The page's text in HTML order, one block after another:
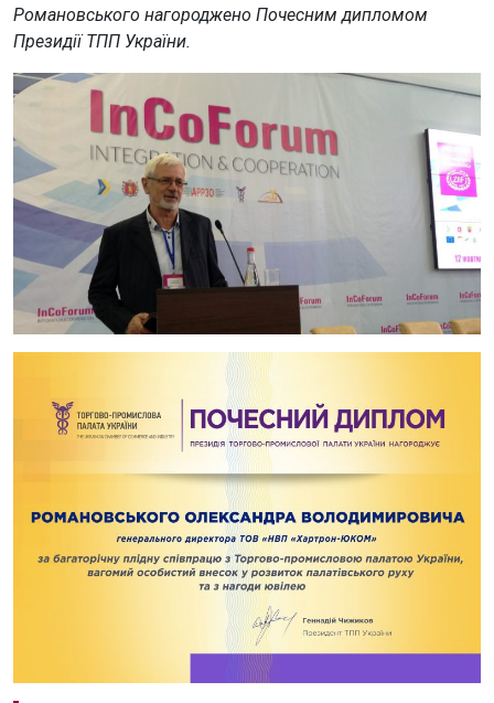
Романовського нагороджено Почесним дипломом
Президії ТПП України.